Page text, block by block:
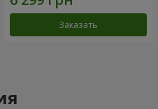
Заказать